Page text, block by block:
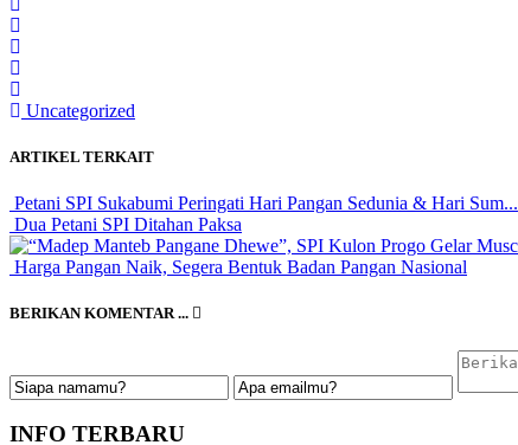
Uncategorized
ARTIKEL TERKAIT
Petani SPI Sukabumi Peringati Hari Pangan Sedunia & Hari Sum...
Dua Petani SPI Ditahan Paksa
Harga Pangan Naik, Segera Bentuk Badan Pangan Nasional
BERIKAN KOMENTAR ...
INFO TERBARU